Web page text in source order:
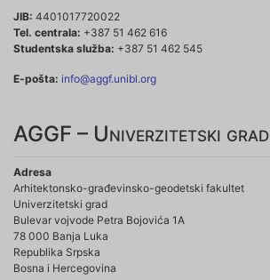
JIB: 4401017720022
Tel. centrala: +387 51 462 616
Studentska služba: +387 51 462 545
E-pošta: info@aggf.unibl.org
AGGF – Univerzitetski grad
Adresa
Arhitektonsko-građevinsko-geodetski fakultet
Univerzitetski grad
Bulevar vojvode Petra Bojovića 1A
78 000 Banja Luka
Republika Srpska
Bosna i Hercegovina